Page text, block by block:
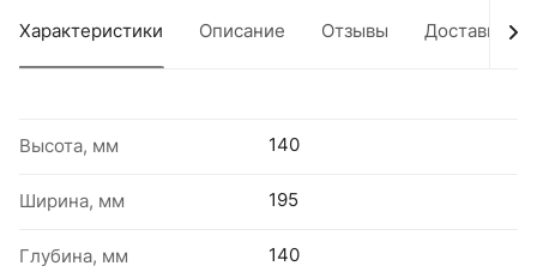
Характеристики Описание Отзывы Доставка
Высота, мм 140
Ширина, мм 195
Глубина, мм 140